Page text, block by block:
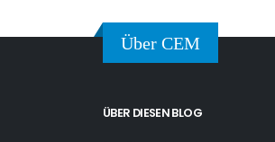
Über CEM
ÜBER DIESEN BLOG